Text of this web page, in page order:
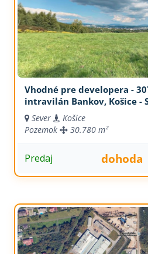
Vhodné pre developera -
intravilán Bankov, Košice -
Sever
Košice
Pozemok
30.780 m²
Predaj dohoda